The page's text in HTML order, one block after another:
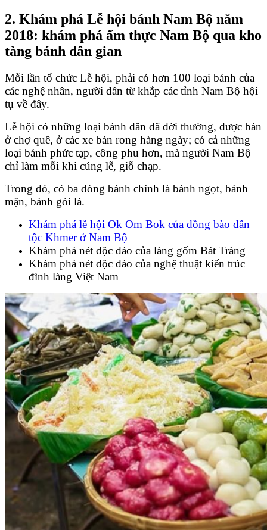
2. Khám phá Lễ hội bánh Nam Bộ năm
2018: khám phá ẩm thực Nam Bộ qua kho
tàng bánh dân gian
Mỗi lần tổ chức Lễ hội, phải có hơn 100 loại bánh của
các nghệ nhân, người dân từ khắp các tỉnh Nam Bộ hội
tụ về đây.
Lễ hội có những loại bánh dân dã đời thường, được bán
ở chợ quê, ở các xe bán rong hàng ngày; có cả những
loại bánh phức tạp, công phu hơn, mà người Nam Bộ
chỉ làm mỗi khi cúng lễ, giỗ chạp.
Trong đó, có ba dòng bánh chính là bánh ngọt, bánh
mặn, bánh gói lá.
Khám phá lễ hội Ok Om Bok của đồng bào dân
tộc Khmer ở Nam Bộ
Khám phá nét độc đáo của làng gốm Bát Tràng
Khám phá nét độc đáo của nghệ thuật kiến trúc
đình làng Việt Nam